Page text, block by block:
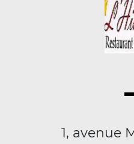
1, avenue